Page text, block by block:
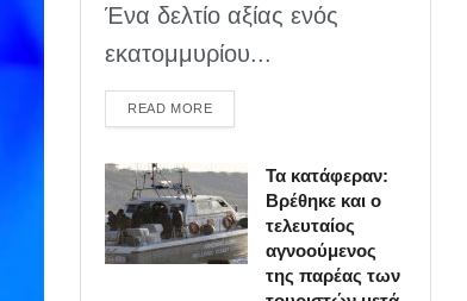
Ένα δελτίο αξίας ενός
εκατομμυρίου...
READ MOREDETAILS
Τα κατάφεραν:
Βρέθηκε και ο
τελευταίος
αγνοούμενος
της παρέας των